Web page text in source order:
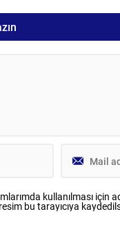
kullanılması için
bu tarayıcıya